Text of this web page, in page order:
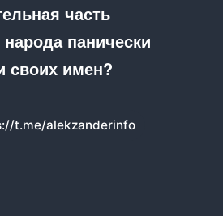
часть
панически
своих имен?
t.me/alekzanderinfo